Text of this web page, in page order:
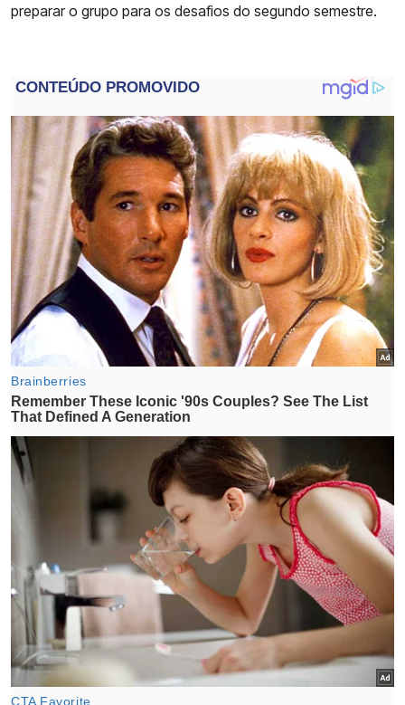
preparar o grupo para os desafios do segundo semestre.